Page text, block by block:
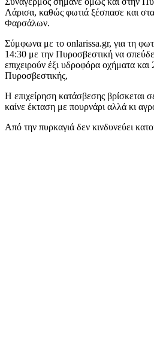
Λάρισα, καθώς φωτιά ξέσπασε και
Φαρσάλων.
Σύμφωνα με το onlarissa.gr, για τη
14:30 με την Πυροσβεστική να
επιχειρούν έξι υδροφόρα οχήματα και
Πυροσβεστικής,
Η επιχείρηση κατάσβεσης βρίσκεται
καίνε έκταση με πουρνάρι αλλά κι
Από την πυρκαγιά δεν κινδυνεύει